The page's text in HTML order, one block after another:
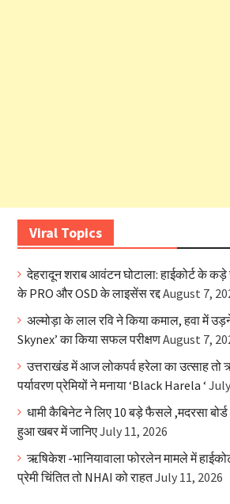
Viral Topics
देहरादून शराब आवंटन घोटाला: हाईकोर्ट के
के PRO और OSD के लाइसेंस रद्दAugust 7,
अल्मोड़ा के लाल रवि ने किया कमाल, हवा में
Skynex’ का किया सफल परीक्षणAugust 7,
उत्तराखंड में आज लोकपर्व हरेला का उत्साह तो
पर्यावरण प्रेमियों ने मनाया ‘Black Harela ‘
धामी कैबिनेट ने लिए 10 बड़े फैसले ,मदरसा बोर्ड
हुआ खबर में जानिएJuly 11, 2026
ऋषिकेश -भानियावाला फोरलेन मामले में
प्रेमी चिंतित तो NHAI को राहतJuly 11, 2026